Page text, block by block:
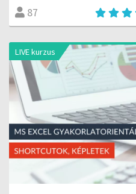
87
LIVE kurzus